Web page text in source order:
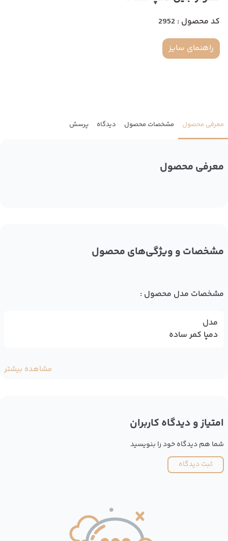
کد محصول : 2952
راهنمای سایز
معرفی محصول مشخصات محصول دیدگاه پرسش
معرفی محصول
مشخصات و ویژگی‌های محصول
مشخصات مدل محصول :
مدل
دمپا کمر ساده
مشاهده بیشتر
امتیاز و دیدگاه کاربران
شما هم دیدگاه خود را بنویسید
ثبت دیدگاه